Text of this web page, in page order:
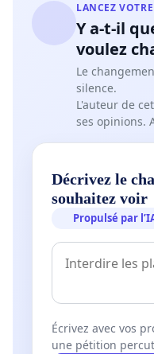
LANCEZ
Y a-t-il
voulez
Le
silence.
L'auteur de
ses opinions.
Décrivez le
souhaitez voir
Propulsé par
Écrivez avec vos
une pétition